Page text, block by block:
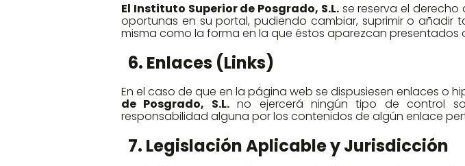
El Instituto Superior de Posgrado, S.L.se reserva el derecho
oportunas en su portal, pudiendo cambiar, suprimir o
misma como la forma en la que éstos aparezcan presentados
6. Enlaces (Links)
En el caso de que en la página web se dispusiesen enlaces o
de Posgrado, S.L.no ejercerá ningún tipo de control
responsabilidad alguna por los contenidos de algún enlace
7. Legislación Aplicable y Jurisdicción